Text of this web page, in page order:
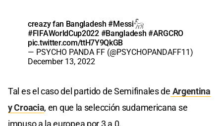
creazy fan Bangladesh#Messi𓃵
#FIFAWorldCup2022 #Bangladesh #ARGCRO
pic.twitter.com/ttH7Y9QkGB
— PSYCHO PANDA FF (@PSYCHOPANDAFF11)
December 13, 2022
Tal es el caso del partido de Semifinales de Argentina
y Croacia, en que la selección sudamericana se
impuso a la europea por 3 a 0.